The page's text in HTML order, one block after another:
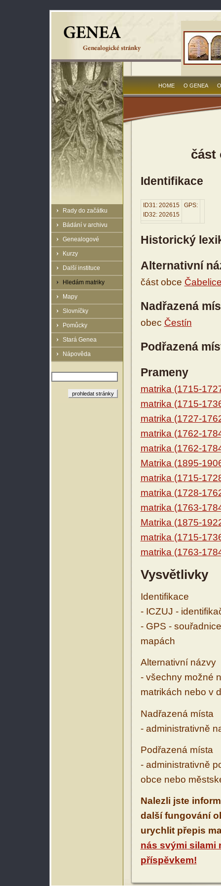
Rady do začátku
Bádání v archivu
Genealogové
Kurzy
Další instituce
Hledám matriky
Mapy
Slovníčky
Pomůcky
Stará Genea
Nápověda
HOME O GENEA
část
Identifikace
ID31: 202615
ID32: 202615
GPS:
Historický
Alternativní
část obce
Nadřazená
obec Čestín
Podřazená
Prameny
matrika (1715-
matrika (1715-
matrika (1727-
matrika (1762-
matrika (1762-
Matrika (1895-
matrika (1715-
matrika (1728-
matrika (1763-
Matrika (1875-
matrika (1715-
matrika (1763-
Vysvětlivky
Identifikace
- ICZUJ -
- GPS -
mapách
Alternativní názvy
- všechny možné
matrikách nebo v
Nadřazená místa
- administrativně
Podřazená místa
- administrativně
obce nebo
Nalezli jste
další fungování
urychlit přepis
nás svými silami
příspěvkem!